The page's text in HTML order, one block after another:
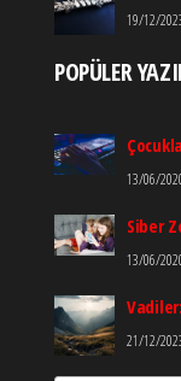
19/12/
POPÜLER
13/06/
Siber
13/06/
21/12/